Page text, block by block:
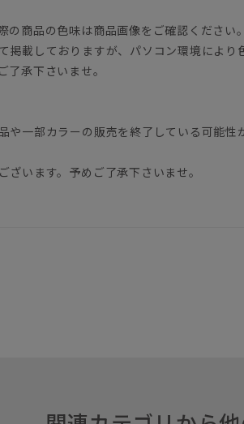
商品の色味は商品画像をご確認ください。
載しておりますが、パソコン環境により
承下さいませ。
一部カラーの販売を終了している可能性
います。予めご了承下さいませ。